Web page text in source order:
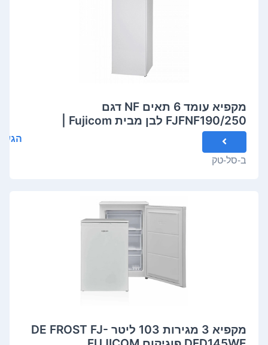
מקפיא עומד 6 תאים NF דגם
פוגיקום
ב-סל-טק
מקפיא 3 מגירות 103 ליטר DE FROST FJ-